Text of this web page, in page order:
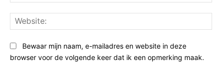
Bewaar mijn naam, e-mailadres en website in deze
browser voor de volgende keer dat ik een opmerking maak.